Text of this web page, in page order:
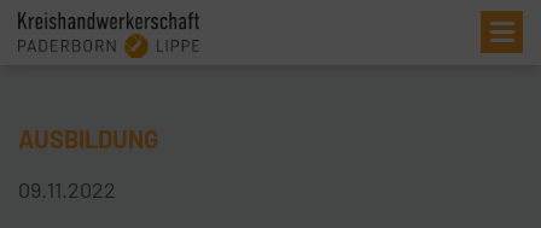
AUSBILDUNG
09.11.2022